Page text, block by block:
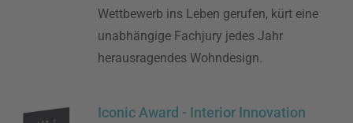
Wettbewerb ins Leben gerufen, kürt eine
unabhängige Fachjury jedes Jahr
herausragendes Wohndesign.
Iconic Award - Interior Innovation